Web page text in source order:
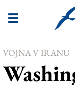
Novice
Goriška
Kultura
VOJNA V IRANU